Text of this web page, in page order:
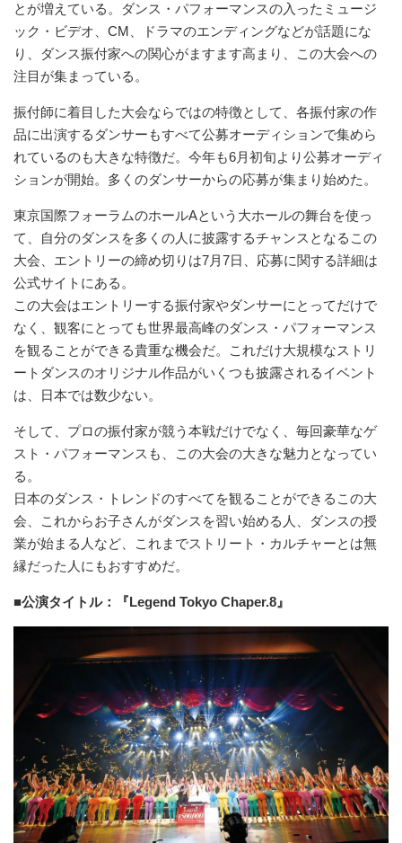
とが増えている。ダンス・パフォーマンスの入ったミュージ
ック・ビデオ、CM、ドラマのエンディングなどが話題にな
り、ダンス振付家への関心がますます高まり、この大会への
注目が集まっている。
振付師に着目した大会ならではの特徴として、各振付家の作
品に出演するダンサーもすべて公募オーディションで集めら
れているのも大きな特徴だ。今年も6月初旬より公募オーディ
ションが開始。多くのダンサーからの応募が集まり始めた。
東京国際フォーラムのホールAという大ホールの舞台を使っ
て、自分のダンスを多くの人に披露するチャンスとなるこの
大会、エントリーの締め切りは7月7日、応募に関する詳細は
公式サイトにある。
この大会はエントリーする振付家やダンサーにとってだけで
なく、観客にとっても世界最高峰のダンス・パフォーマンス
を観ることができる貴重な機会だ。これだけ大規模なストリ
ートダンスのオリジナル作品がいくつも披露されるイベント
は、日本では数少ない。
そして、プロの振付家が競う本戦だけでなく、毎回豪華なゲ
スト・パフォーマンスも、この大会の大きな魅力となってい
る。
日本のダンス・トレンドのすべてを観ることができるこの大
会、これからお子さんがダンスを習い始める人、ダンスの授
業が始まる人など、これまでストリート・カルチャーとは無
縁だった人にもおすすめだ。
■公演タイトル：『Legend Tokyo Chaper.8』